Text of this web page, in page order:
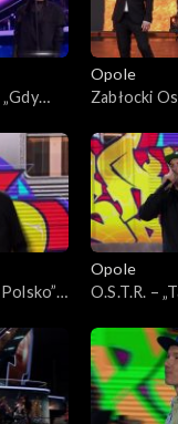
Opole
Zabłocki
62. KFPP:
„Premiery”
Opole
O.S.T.R. –
Jedno